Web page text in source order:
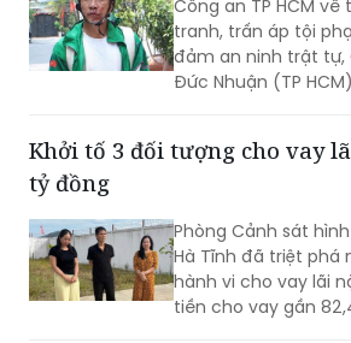
nguy hiểm tại TP HCM
Thực hiện chỉ đạo
Công an TP HCM
đảm an ninh trật tự,
Đức Nhuận (TP
việc đến Văn phòng
điều tra Công an TP
theo quy định.
Khởi tố 3 đối tượng cho vay
tỷ đồng
Phòng Cảnh sát